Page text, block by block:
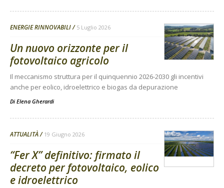
ENERGIE RINNOVABILI 5 Luglio 2026
Un nuovo orizzonte per il
fotovoltaico agricolo
Il meccanismo struttura per il quinquennio 2026-2030 gli incentivi
anche per eolico, idroelettrico e biogas da depurazione
Di Elena Gherardi
ATTUALITÀ 19 Giugno 2026
“Fer X” definitivo: firmato il
decreto per fotovoltaico, eolico
e idroelettrico